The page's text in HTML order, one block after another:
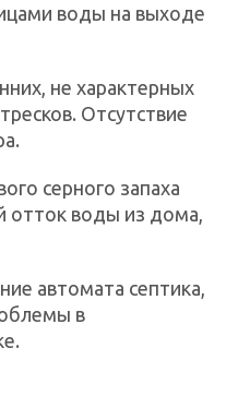
воды на выходе
не характерных
Отсутствие
серного запаха
отток воды из дома,
автомата септика,
в